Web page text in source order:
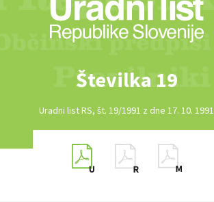
Številka 19
Uradni list RS, št. 19/1991 z dne 17. 10. 1991